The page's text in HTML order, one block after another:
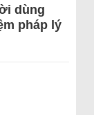
dùng
pháp lý